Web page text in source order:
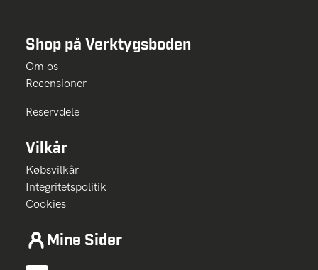
Shop på Verktygsboden
Om os
Recensioner
Reservdele
Vilkår
Købsvilkår
Integritetspolitik
Cookies
Mine Sider